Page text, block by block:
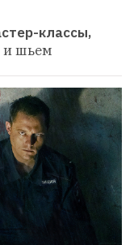
классы,
шьем